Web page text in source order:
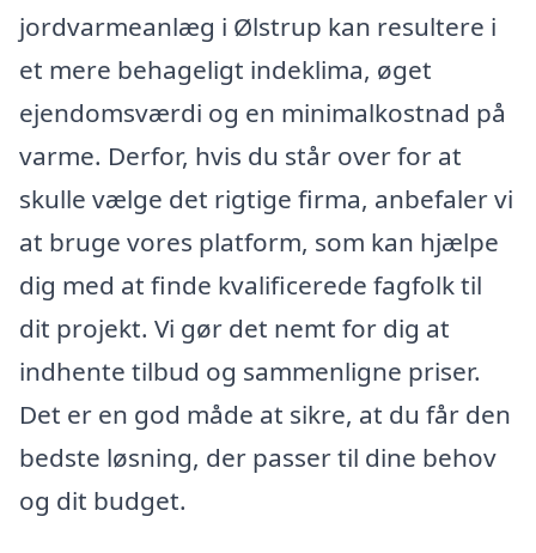
jordvarmeanlæg i Ølstrup kan resultere i
et mere behageligt indeklima, øget
ejendomsværdi og en minimalkostnad på
varme. Derfor, hvis du står over for at
skulle vælge det rigtige firma, anbefaler vi
at bruge vores platform, som kan hjælpe
dig med at finde kvalificerede fagfolk til
dit projekt. Vi gør det nemt for dig at
indhente tilbud og sammenligne priser.
Det er en god måde at sikre, at du får den
bedste løsning, der passer til dine behov
og dit budget.